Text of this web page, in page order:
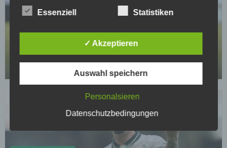
Wer kann sich am Wochenende aus dem
Abstiegskampf retten?
3. Verarbeitung personenbezogener Daten
Grundlage gesetzlicher Erlaubnisse oder
Einwilligungen der Nutzer verarbeitet:
- Die Zurverfügungstellung, Ausführung, Pflege,
Optimierung und Sicherung unserer Dienste-, Service-
und technischen Supports.
Wir übermitteln die Daten der Nutzer an Dritte nur,
an einen Zahlungsdienstleister) oder für andere
Zwecke, wenn diese notwendig sind, um unsere
Essenziell Statistiken
✓ Akzeptieren
Auswahl speichern
Personalsieren
Datenschutzbedingungen